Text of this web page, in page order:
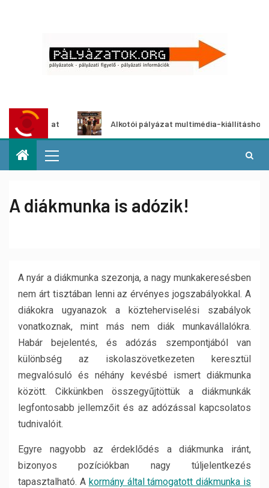
Alkotói pályázat multimédia-kiállításhoz
A diákmunka is adózik!
A nyár a diákmunka szezonja, a nagy munkakeresésben
nem árt tisztában lenni az érvényes jogszabályokkal. A
diákokra ugyanazok a közteherviselési szabályok
vonatkoznak, mint más nem diák munkavállalókra.
Habár bejelentés, és adózás szempontjából van
különbség az iskolaszövetkezeten keresztül
megvalósuló és néhány kevésbé ismert diákmunka
között. Cikkünkben összegyűjtöttük a diákmunkák
legfontosabb jellemzőit és az adózással kapcsolatos
tudnivalóit.
Egyre nagyobb az érdeklődés a diákmunka iránt,
bizonyos pozíciókban nagy túljelentkezés
tapasztalható. A kormány által támogatott diákmunka is